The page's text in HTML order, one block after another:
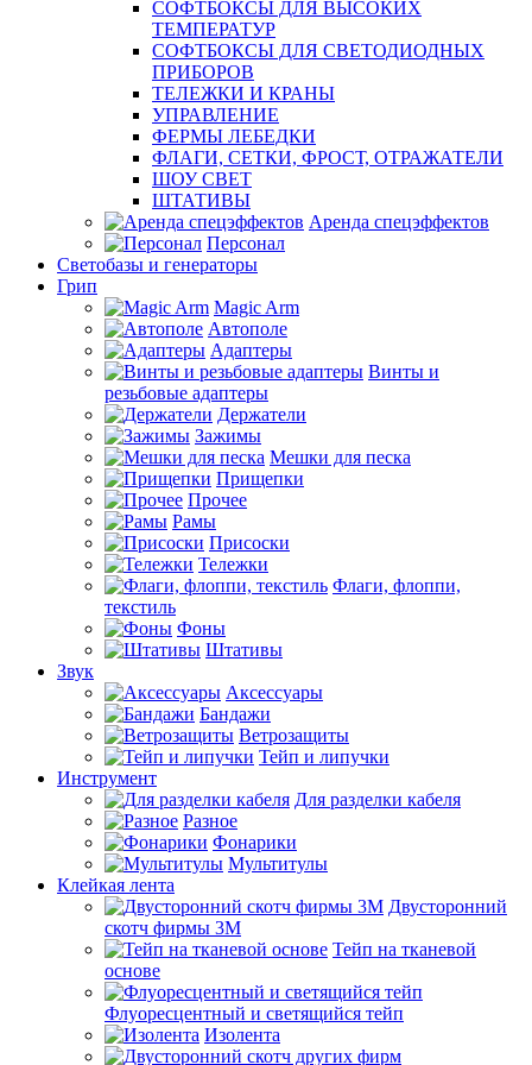
СОФТБОКСЫ ДЛЯ ВЫСОКИХ
ТЕМПЕРАТУР
СОФТБОКСЫ ДЛЯ СВЕТОДИОДНЫХ
ПРИБОРОВ
ТЕЛЕЖКИ И КРАНЫ
УПРАВЛЕНИЕ
ФЕРМЫ ЛЕБЕДКИ
ФЛАГИ, СЕТКИ, ФРОСТ, ОТРАЖАТЕЛИ
ШОУ СВЕТ
ШТАТИВЫ
Аренда спецэффектов
Персонал
Светобазы и генераторы
Грип
Magic Arm
Автополе
Адаптеры
Винты и
резьбовые адаптеры
Держатели
Зажимы
Мешки для песка
Прищепки
Прочее
Рамы
Присоски
Тележки
Флаги, флоппи,
текстиль
Фоны
Штативы
Звук
Аксессуары
Бандажи
Ветрозащиты
Тейп и липучки
Инструмент
Для разделки кабеля
Разное
Фонарики
Мультитулы
Клейкая лента
Двусторонний
скотч фирмы 3M
Тейп на тканевой
основе
Флуоресцентный и светящийся тейп
Изолента